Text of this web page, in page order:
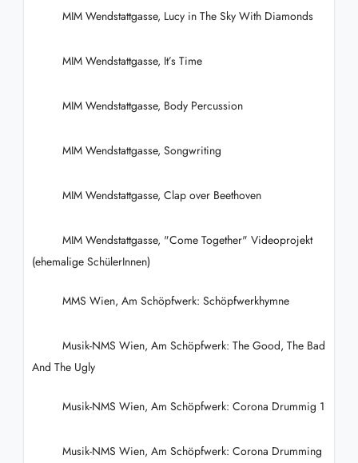
MIM Wendstattgasse, Lucy in The Sky With Diamonds
MIM Wendstattgasse, It’s Time
MIM Wendstattgasse, Body Percussion
MIM Wendstattgasse, Songwriting
MIM Wendstattgasse, Clap over Beethoven
MIM Wendstattgasse, "Come Together" Videoprojekt
(ehemalige SchülerInnen)
MMS Wien, Am Schöpfwerk: Schöpfwerkhymne
Musik-NMS Wien, Am Schöpfwerk: The Good, The Bad
And The Ugly
Musik-NMS Wien, Am Schöpfwerk: Corona Drummig 1
Musik-NMS Wien, Am Schöpfwerk: Corona Drumming